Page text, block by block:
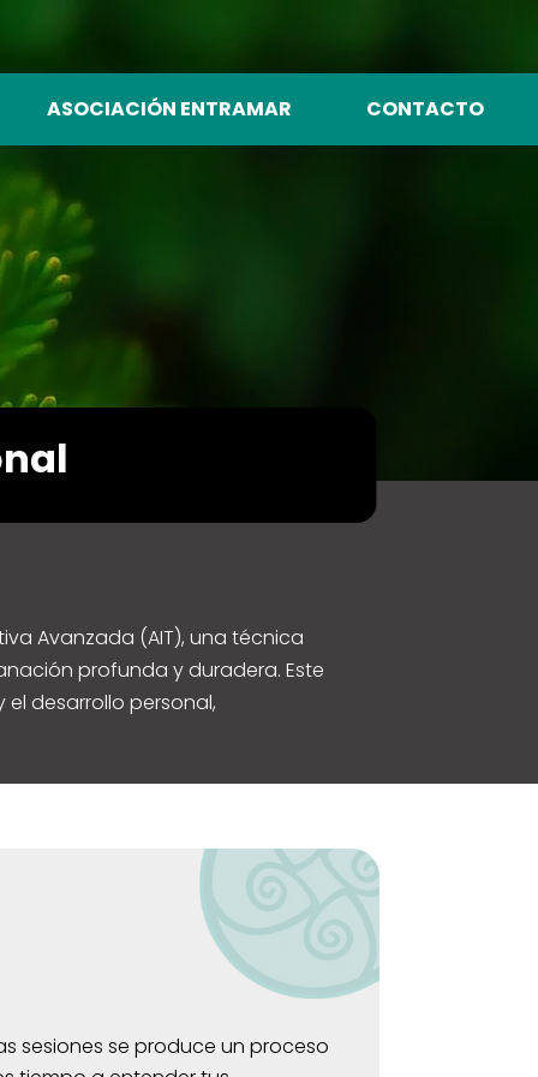
ASOCIACIÓN ENTRAMAR CONTACTO
Avanzada (AIT), una técnica
profunda y duradera. Este
desarrollo personal,
sesiones se produce un proceso